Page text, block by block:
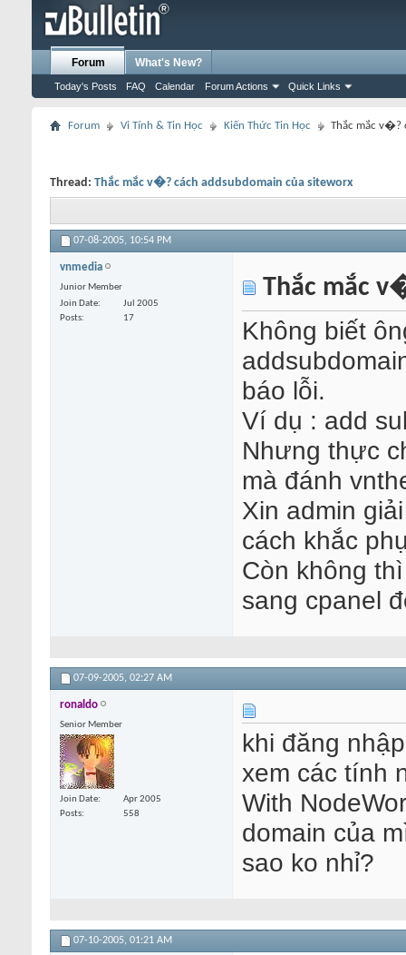
Forum
Today's Posts FAQ Calendar Forum Actions Quick Links
What's New?
Forum Vi Tính & Tin Học Kiến Thức Tin Học Thắc mắc v�?
Thread: Thắc mắc v�? cách addsubdomain của siteworx
07-08-2005, 10:54 PM
vnmedia
Junior Member
Join Date
Jul 2005
Posts
17
Thắc mắc
Không biết
báo lỗi.
Ví dụ : add
Nhưng thực
mà đánh
Xin admin
cách khắc
Còn không
sang cpanel
07-09-2005, 02:27 AM
ronaldo
Senior Member
Join Date
Apr 2005
Posts
558
khi đăng
xem các tính
With
domain của
sao ko nhỉ?
07-10-2005, 01:21 AM